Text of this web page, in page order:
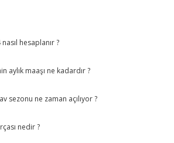
hesaplanır ?
aylık maaşı ne kadardır ?
sezonu ne zaman açılıyor ?
nedir ?